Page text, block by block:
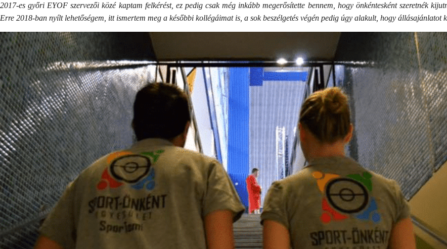
2017-es győri EYOF szervezői közé kaptam felkérést, ez pedig csak még inkább megerősítette bennem, hogy önkéntesként szeretnék
Erre 2018-ban nyílt lehetőségem, itt ismertem meg a későbbi kollégáimat is, a sok beszélgetés végén pedig úgy alakult, hogy állásajánlatot